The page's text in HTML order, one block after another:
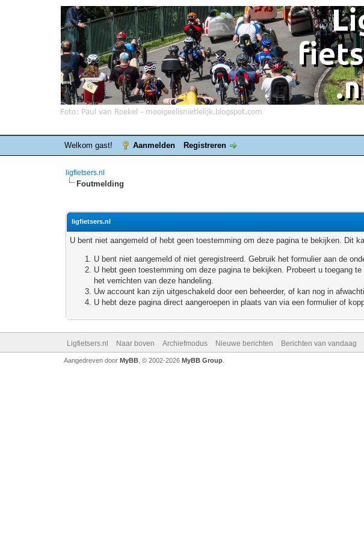
Welkom gast! Aanmelden Registreren
ligfietsers.nl
Foutmelding
ligfietsers.nl
U bent niet aangemeld of hebt geen toestemming om deze pagina te bekijken. Dit
U bent niet aangemeld of niet geregistreerd. Gebruik het formulier aan de
U hebt geen toestemming om deze pagina te bekijken. Probeert u toegang
het verrichten van deze handeling.
Uw account kan zijn uitgeschakeld door een beheerder, of kan nog in
U hebt deze pagina direct aangeroepen in plaats van via een formulier of
Ligfietsers.nl Naar boven Archiefmodus Nieuwe berichten Berichten van vandaag
Aangedreven door MyBB, © 2002-2026 MyBB Group.